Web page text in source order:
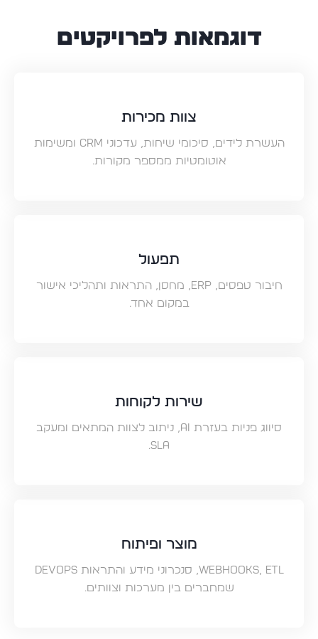
דוגמאות לפרויקטים
צוות מכירות
העשרת לידים, סיכומי שיחות, עדכוני CRM ומשימות
אוטומטיות ממספר מקורות.
תפעול
חיבור טפסים, ERP, מחסן, התראות ותהליכי אישור
במקום אחד.
שירות לקוחות
סיווג פניות בעזרת AI, ניתוב לצוות המתאים ומעקב
SLA.
מוצר ופיתוח
Webhooks, ETL, סנכרוני מידע והתראות DevOps
שמחברים בין מערכות וצוותים.